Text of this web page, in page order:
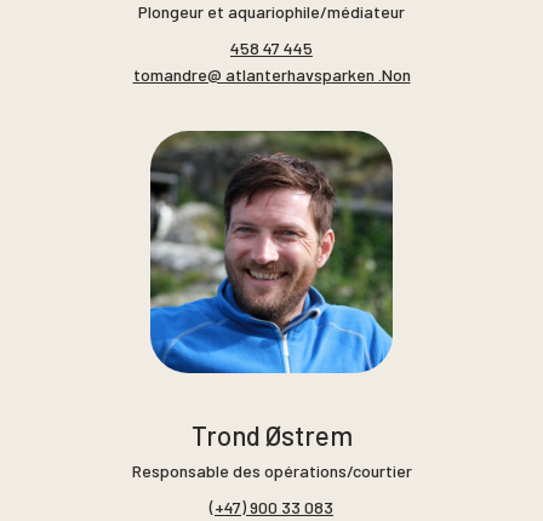
Plongeur et aquariophile/médiateur
458 47 445
tomandre@ atlanterhavsparken .Non
Trond Østrem
Responsable des opérations/courtier
(+47) 900 33 083